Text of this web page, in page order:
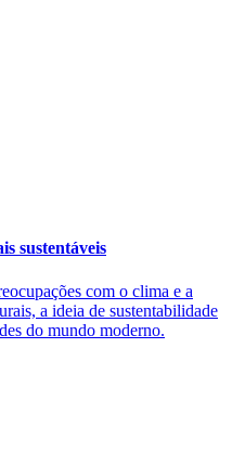
sustentáveis
com o clima e a
a ideia de sustentabilidade
do mundo moderno.